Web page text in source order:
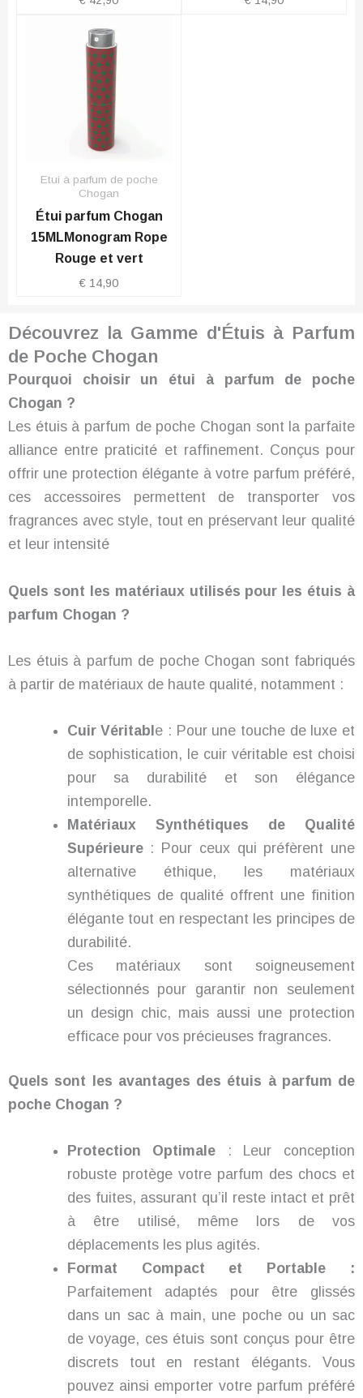
Etui à parfum de poche
Chogan
Étui parfum Chogan
15MLMonogram Rope
Rouge et vert
€ 14,90
Découvrez la Gamme d'Étuis à Parfum
de Poche Chogan
Pourquoi choisir un étui à parfum de poche
Chogan ?
Les étuis à parfum de poche Chogan sont la parfaite
alliance entre praticité et raffinement. Conçus pour
offrir une protection élégante à votre parfum préféré,
ces accessoires permettent de transporter vos
fragrances avec style, tout en préservant leur qualité
et leur intensité
Quels sont les matériaux utilisés pour les étuis à
parfum Chogan ?
Les étuis à parfum de poche Chogan sont fabriqués
à partir de matériaux de haute qualité, notamment :
Cuir Véritable : Pour une touche de luxe et
de sophistication, le cuir véritable est choisi
pour sa durabilité et son élégance
intemporelle.
Matériaux Synthétiques de Qualité
Supérieure: Pour ceux qui préfèrent une
alternative éthique, les matériaux
synthétiques de qualité offrent une finition
élégante tout en respectant les principes de
durabilité.
Ces matériaux sont soigneusement
sélectionnés pour garantir non seulement
un design chic, mais aussi une protection
efficace pour vos précieuses fragrances.
Quels sont les avantages des étuis à parfum de
poche Chogan ?
Protection Optimale : Leur conception
robuste protège votre parfum des chocs et
des fuites, assurant qu’il reste intact et prêt
à être utilisé, même lors de vos
déplacements les plus agités.
Format Compact et Portable :
Parfaitement adaptés pour être glissés
dans un sac à main, une poche ou un sac
de voyage, ces étuis sont conçus pour être
discrets tout en restant élégants. Vous
pouvez ainsi emporter votre parfum préféré